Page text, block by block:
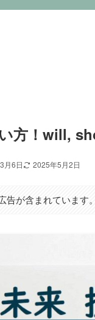
方！will,
月6日 2025年5月2日
が含まれています。